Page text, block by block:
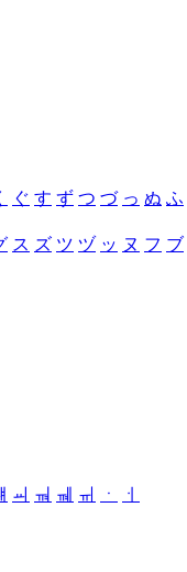
ぐ す ず つ づ っ ぬ ふ
ス ズ ツ ヅ ッ ヌ フ ブ
ㆉ ㆊ ㆋ ㆌ ㆍ
ㆎ